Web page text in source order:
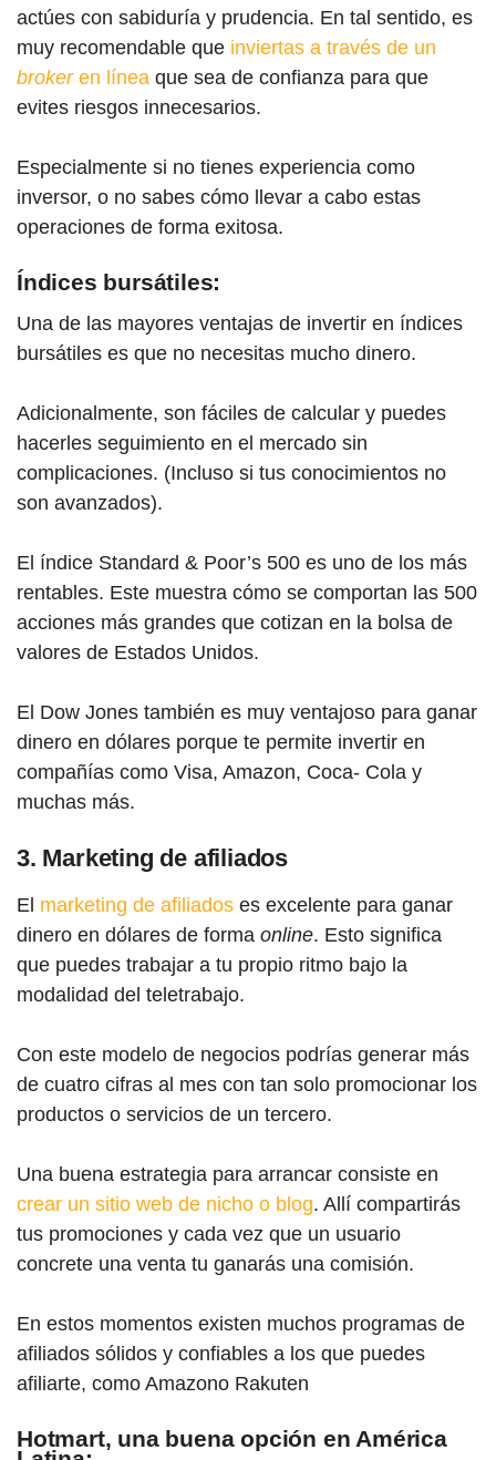
actúes con sabiduría y prudencia. En tal sentido, es
muy recomendable que inviertas a través de un
brokeren línea que sea de confianza para que
evites riesgos innecesarios.
Especialmente si no tienes experiencia como
inversor, o no sabes cómo llevar a cabo estas
operaciones de forma exitosa.
Índices bursátiles:
Una de las mayores ventajas de invertir en índices
bursátiles es que no necesitas mucho dinero.
Adicionalmente, son fáciles de calcular y puedes
hacerles seguimiento en el mercado sin
complicaciones. (Incluso si tus conocimientos no
son avanzados).
El índice Standard & Poor’s 500 es uno de los más
rentables. Este muestra cómo se comportan las 500
acciones más grandes que cotizan en la bolsa de
valores de Estados Unidos.
El Dow Jones también es muy ventajoso para ganar
dinero en dólares porque te permite invertir en
compañías como Visa, Amazon, Coca- Cola y
muchas más.
3. Marketing de afiliados
El marketing de afiliados es excelente para ganar
dinero en dólares de forma online. Esto significa
que puedes trabajar a tu propio ritmo bajo la
modalidad del teletrabajo.
Con este modelo de negocios podrías generar más
de cuatro cifras al mes con tan solo promocionar los
productos o servicios de un tercero.
Una buena estrategia para arrancar consiste en
crear un sitio web de nicho o blog. Allí compartirás
tus promociones y cada vez que un usuario
concrete una venta tu ganarás una comisión.
En estos momentos existen muchos programas de
afiliados sólidos y confiables a los que puedes
afiliarte, como Amazono Rakuten
Hotmart, una buena opción en América